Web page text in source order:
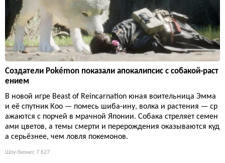
Создатели Pokémon показали апокалипсис с собакой-раст
ением
В новой игре Beast of Reincarnation юная воительница Эмма
и её спутник Кoo — помесь шиба-ину, волка и растения — ср
ажаются с порчей в мрачной Японии. Собака стреляет семен
ами цветов, а темы смерти и перерождения оказываются куд
а серьёзнее, чем ловля покемонов.
Шоу-бизнес 7 627